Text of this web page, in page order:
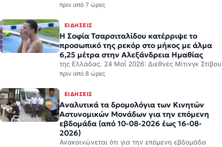
πριν από 7 ώρες
ΕΙΔΉΣΕΙΣ
Η Σοφία Τσαρσιταλίδου κατέρριψε το
προσωπικό της ρεκόρ στο μήκος με άλμα
6,25 μέτρα στην Αλεξάνδρεια Ημαθίας
της Ελλάδας. 24 Μαΐ 2026: Διεθνές Μίτινγκ Στίβου
πριν από 8 ώρες
ΕΙΔΉΣΕΙΣ
Αναλυτικά τα δρομολόγια των Κινητών
Αστυνομικών Μονάδων για την επόμενη
εβδομάδα (από 10-08-2026 έως 16-08-
2026)
Ανακοινώνεται ότι για την επόμενη εβδομάδα